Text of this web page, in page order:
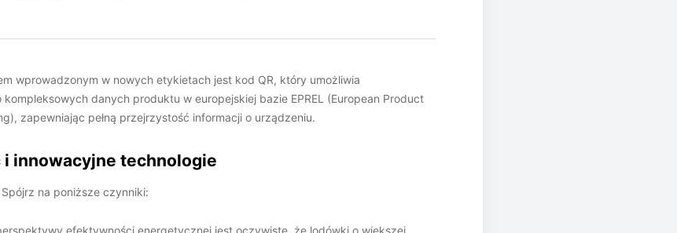
wprowadzonym w nowych etykietach jest kod QR, który umożliwia
danych produktu w europejskiej bazie EPREL (European Product
zapewniając pełną przejrzystość informacji o urządzeniu.
innowacyjne technologie
na poniższe czynniki: